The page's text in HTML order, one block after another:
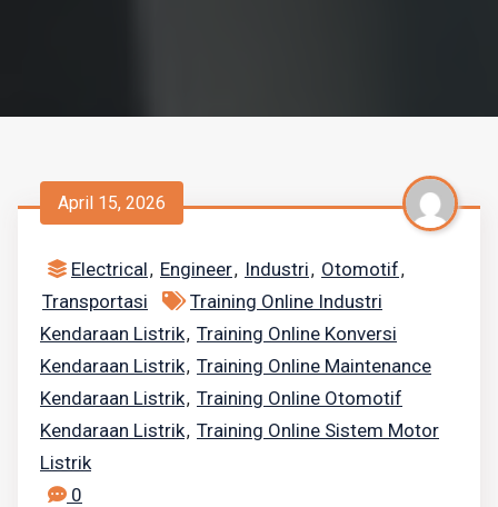
April 15, 2026
Electrical, Engineer, Industri, Otomotif,
Transportasi
Training Online Industri
Kendaraan Listrik, Training Online Konversi
Kendaraan Listrik, Training Online Maintenance
Kendaraan Listrik, Training Online Otomotif
Kendaraan Listrik, Training Online Sistem Motor
Listrik
0